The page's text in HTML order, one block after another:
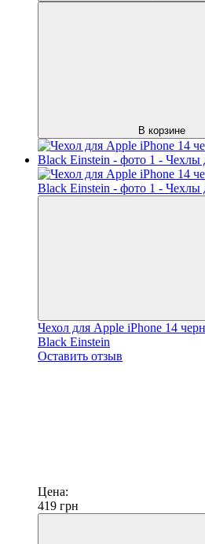
В корзине
Чехол для Apple iPhone 14
Black Einstein
Оставить отзыв
Цена:
419 грн